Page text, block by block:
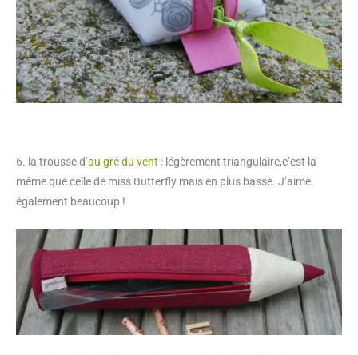
6. la trousse d’au gré du vent : légèrement triangulaire,c’est la
même que celle de miss Butterfly mais en plus basse. J’aime
également beaucoup !